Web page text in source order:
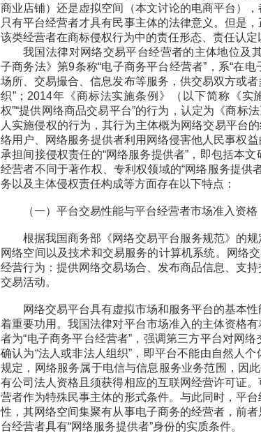
商业店铺）还是虚拟空间（本文讨论的电商平台）
只有平台经营者才具有民事主体的法律意义。但是
该类经营者在商标侵权行为中的责任形态、责任认定
我国法律对网络交易平台经营者的主体地位及
子商务法》第9条称“电子商务平台经营者”，系“在
场所、交易撮合、信息发布等服务，供交易双方或
织”；2014年《商标法实施条例》（以下简称《实
权”“提供网络商品交易平台”的行为，认定为《商标
人实施侵权的行为，其行为主体概为网络交易平台
络用户、网络服务提供者利用网络侵害他人民事权益
承担间接侵权责任的“网络服务提供者”，即包括本
经营者不同于著作权、专利权领域的“网络服务提供
务以及主体侵权责任构成等方面存在以下特点：
（一）平台交易性能与平台经营者市场准入资格
根据我国商务部《网络交易平台服务规范》的
网络空间以及技术和交易服务的计算机系统。网络
经营行为：提供网络交易场合、发布商品信息、支
交易活动。
网络交易平台具有虚拟市场和服务平台的基本
着重要功用。我国法律对平台市场准入的主体资格
者为“电子商务平台经营者”，强调第三方平台对网
确认为“法人或非法人组织”，即平台不能由自然人
规定，网络服务属于电信与信息服务业务范围，因
有公司法人资格且须获得相应的互联网经营许可证
营者作为特殊民事主体的形式条件。与此同时，平
性，其网络空间集聚有从事电子商务的经营者，前
台经营者具有“网络服务提供者”身份的实质条件。